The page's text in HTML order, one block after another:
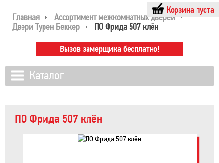
Корзина пуста
Главная
Ассортимент межкомнатных дверей
Двери Турен Беккер
ПО Фрида 507 клён
ПО Фрида 507 клён